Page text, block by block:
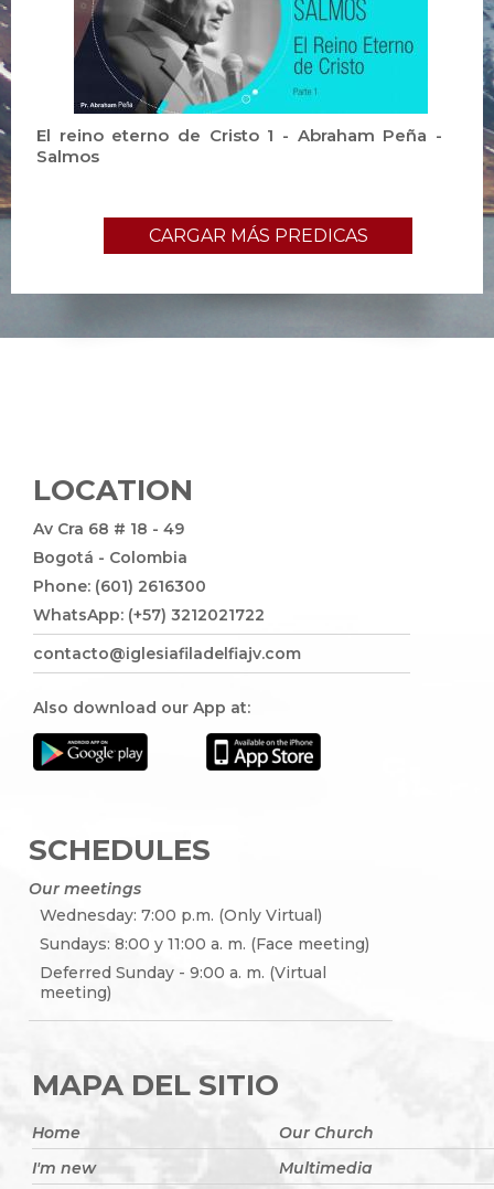
El reino eterno de Cristo 1 - Abraham Peña -
Salmos
CARGAR MÁS PREDICAS
LOCATION
Av Cra 68 # 18 - 49
Bogotá - Colombia
Phone: (601) 2616300
WhatsApp: (+57) 3212021722
contacto@iglesiafiladelfiajv.com
Also download our App at:
SCHEDULES
Our meetings
Wednesday: 7:00 p.m. (Only Virtual)
Sundays: 8:00 y 11:00 a. m. (Face meeting)
Deferred Sunday - 9:00 a. m. (Virtual
meeting)
MAPA DEL SITIO
Home
Our Church
I'm new
Multimedia